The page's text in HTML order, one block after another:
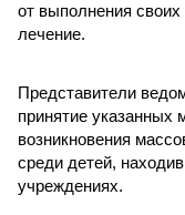
от выполнения
лечение.
Представители
принятие указанных
возникновения
среди детей,
учреждениях.